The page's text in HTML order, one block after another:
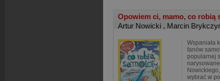
Opowiem ci, mamo, co robią
Artur Nowicki , Marcin
Wspaniała
fanów
popularnej
wybrać w